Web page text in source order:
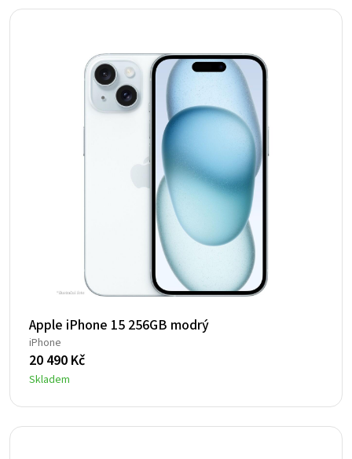
Apple iPhone 15 256GB modrý
iPhone
20 490 Kč
Skladem